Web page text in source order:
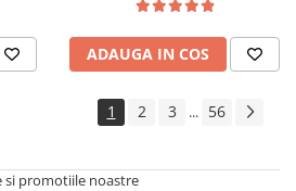
ADAUGA IN COS
1 2 3 ... 56
si promotiile noastre